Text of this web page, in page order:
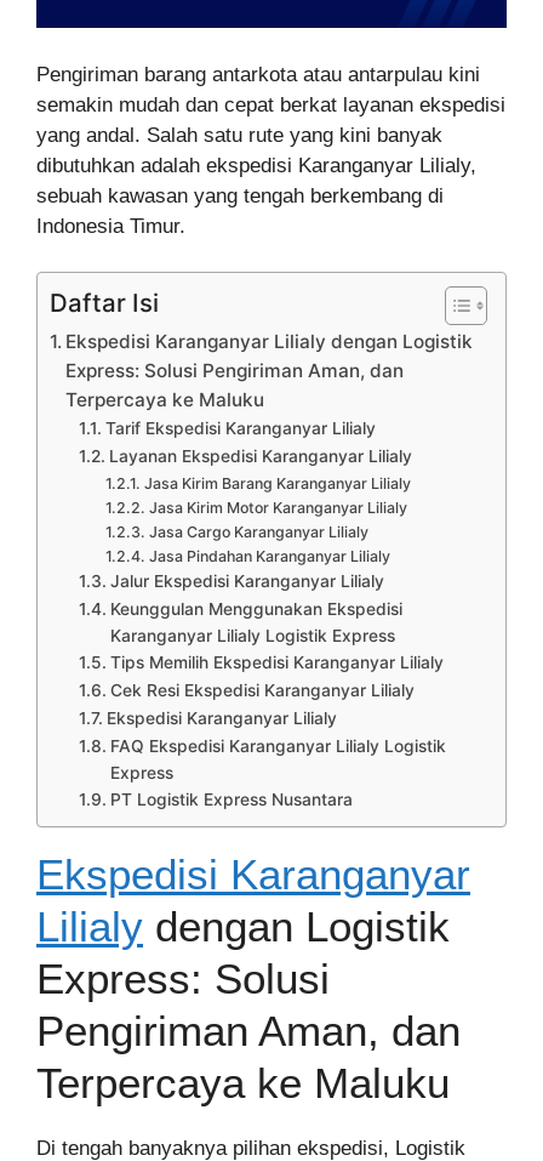
Pengiriman barang antarkota atau antarpulau kini
semakin mudah dan cepat berkat layanan ekspedisi
yang andal. Salah satu rute yang kini banyak
dibutuhkan adalah ekspedisi Karanganyar Lilialy,
sebuah kawasan yang tengah berkembang di
Indonesia Timur.
Daftar Isi
Ekspedisi Karanganyar Lilialy dengan Logistik
Express: Solusi Pengiriman Aman, dan
Terpercaya ke Maluku
Tarif Ekspedisi Karanganyar Lilialy
Layanan Ekspedisi Karanganyar Lilialy
Jasa Kirim Barang Karanganyar Lilialy
Jasa Kirim Motor Karanganyar Lilialy
Jasa Cargo Karanganyar Lilialy
Jasa Pindahan Karanganyar Lilialy
Jalur Ekspedisi Karanganyar Lilialy
Keunggulan Menggunakan Ekspedisi
Karanganyar Lilialy Logistik Express
Tips Memilih Ekspedisi Karanganyar Lilialy
Cek Resi Ekspedisi Karanganyar Lilialy
Ekspedisi Karanganyar Lilialy
FAQ Ekspedisi Karanganyar Lilialy Logistik
Express
PT Logistik Express Nusantara
Ekspedisi Karanganyar
Lilialy dengan Logistik
Express: Solusi
Pengiriman Aman, dan
Terpercaya ke Maluku
Di tengah banyaknya pilihan ekspedisi, Logistik